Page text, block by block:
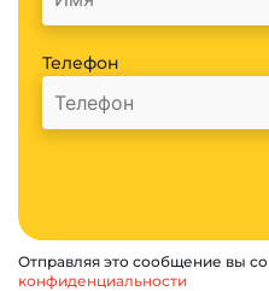
Телефон
Отправляя это сообщение вы
конфиденциальности